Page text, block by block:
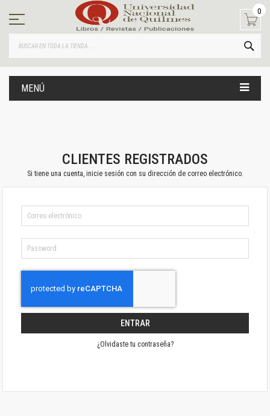
contenido
0
MENÚ
CLIENTES REGISTRADOS
Si tiene una cuenta, inicie sesión con su dirección de correo electrónico.
ENTRAR
¿Olvidaste tu contraseña?